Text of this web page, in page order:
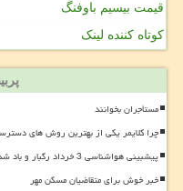
قیمت بیسیم باوفنگ
کوتاه کننده لینک
مستأجران بخوانند
چرا کلایمر یکی از بهترین روش های
پیشبینی هواشناسی 3 خرداد رگبار و باد شدید تا روز سه شنبه ادامه دارد
خبر خوش برای متقاضیان مسکن مهر